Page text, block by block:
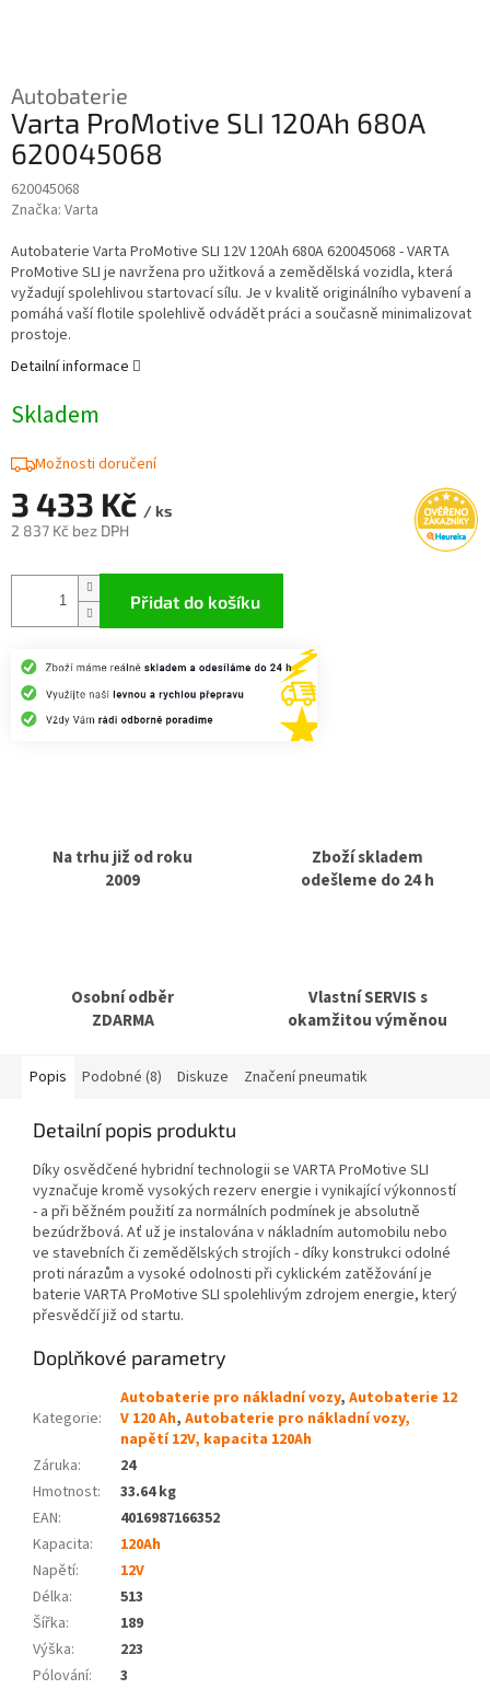
Autobaterie
Varta ProMotive SLI 120Ah 680A
620045068
620045068
Značka: Varta
3 433 Kč / ks
2 837 Kč bez DPH
cena:
Skladem
Možnosti doručení
Přidat do košíku
Autobaterie Varta ProMotive SLI 12V 120Ah 680A 620045068 - VARTA
ProMotive SLI je navržena pro užitková a zemědělská vozidla, která
vyžadují spolehlivou startovací sílu. Je v kvalitě originálního vybavení a
pomáhá vaší flotile spolehlivě odvádět práci a současně minimalizovat
prostoje.
Detailní informace
Na trhu již od roku
2009
Zboží skladem
odešleme do 24 h
Osobní odběr
ZDARMA
Vlastní SERVIS s
okamžitou výměnou
Popis Podobné (8) Diskuze Značení pneumatik
Detailní popis produktu
Díky osvědčené hybridní technologii se VARTA ProMotive SLI
vyznačuje kromě vysokých rezerv energie i vynikající výkonností
- a při běžném použití za normálních podmínek je absolutně
bezúdržbová. Ať už je instalována v nákladním automobilu nebo
ve stavebních či zemědělských strojích - díky konstrukci odolné
proti nárazům a vysoké odolnosti při cyklickém zatěžování je
baterie VARTA ProMotive SLI spolehlivým zdrojem energie, který
přesvědčí již od startu.
Doplňkové parametry
Kategorie:
Autobaterie pro nákladní vozy, Autobaterie 12
V 120 Ah, Autobaterie pro nákladní vozy,
napětí 12V, kapacita 120Ah
Záruka:
24
Hmotnost:
33.64 kg
EAN:
4016987166352
Kapacita:
120Ah
Napětí:
12V
Délka:
513
Šířka:
189
Výška:
223
Pólování:
3